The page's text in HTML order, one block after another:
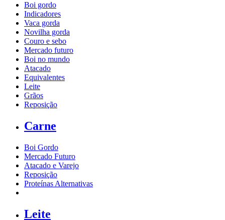
Boi gordo
Indicadores
Vaca gorda
Novilha gorda
Couro e sebo
Mercado futuro
Boi no mundo
Atacado
Equivalentes
Leite
Grãos
Reposição
Carne
Boi Gordo
Mercado Futuro
Atacado e Varejo
Reposição
Proteínas Alternativas
Leite